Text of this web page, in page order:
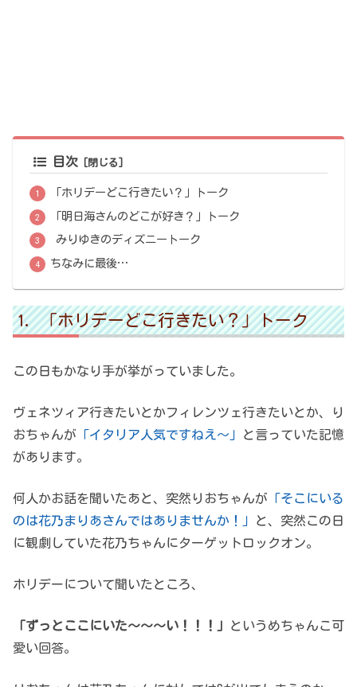
目次
「ホリデーどこ行きたい？」トーク
「明日海さんのどこが好き？」トーク
みりゆきのディズニートーク
ちなみに最後…
「ホリデーどこ行きたい？」トーク
この日もかなり手が挙がっていました。
ヴェネツィア行きたいとかフィレンツェ行きたいとか、り
おちゃんが 「イタリア人気ですねえ～」
と言っていた記憶
があります。
何人かお話を聞いたあと、突然りおちゃんが 「そこにいる
のは花乃まりあさんではありませんか！」
と、突然この日
に観劇していた花乃ちゃんにターゲットロックオン。
ホリデーについて聞いたところ、
「ずっとここにいた～～～い！！！」
というめちゃんこ可
愛い回答。